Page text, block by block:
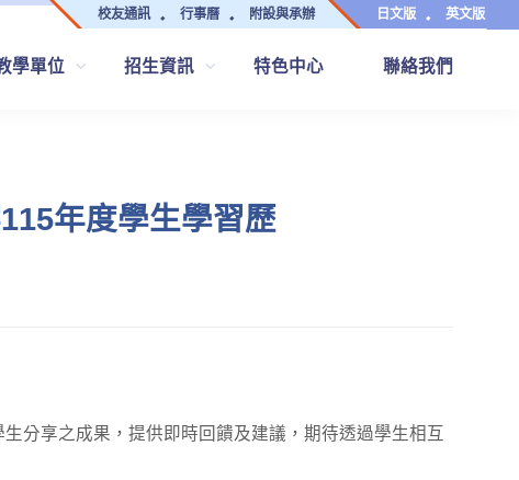
校友通訊 行事曆 附設與承辦 日文版 英文版
學單位 招生資訊 特色中心 聯絡我們
年度學生學習歷
分享之成果，提供即時回饋及建議，期待透過學生相互